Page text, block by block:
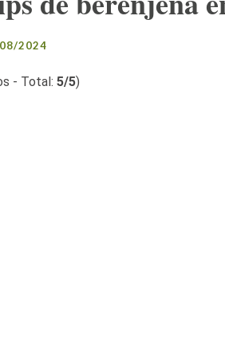
2024
- Total: 5/5)